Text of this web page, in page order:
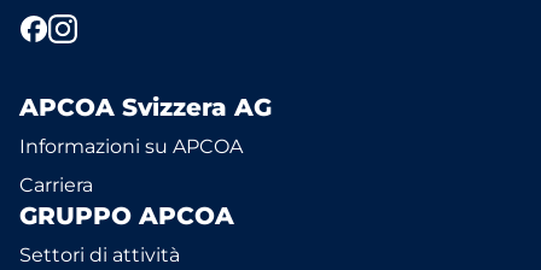
APCOA Svizzera AG
Informazioni su APCOA
Carriera
GRUPPO APCOA
Settori di attività